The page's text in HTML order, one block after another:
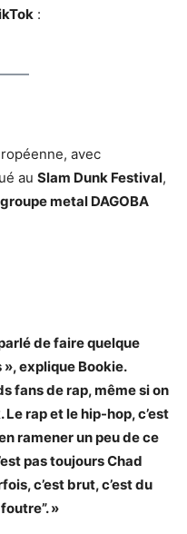
:
avec
au Slam Dunk Festival,
metal DAGOBA
de faire quelque
», explique Bookie.
fans de rap, même si on
rap et le hip-hop, c’est
ramener un peu de ce
pas toujours Chad
c’est brut, c’est du
»